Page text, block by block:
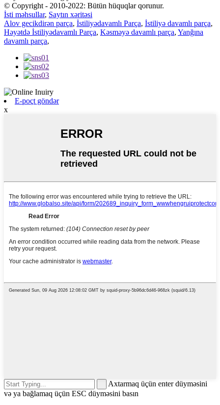
© Copyright - 2010-2022: Bütün hüquqlar qorunur.
İsti məhsullar, Saytın xəritəsi
Alov gecikdirən parça, İstiliyədavamlı Parça, İstiliyə davamlı parça,
Həyətdə İstiliyədavamlı Parça, Kəsməyə davamlı parça, Yanğına
davamlı parça,
E-poçt göndər
x
Axtarmaq üçün enter düyməsini
və ya bağlamaq üçün ESC düyməsini basın